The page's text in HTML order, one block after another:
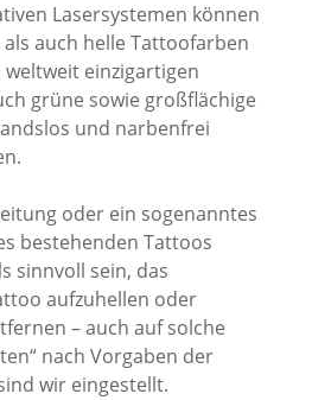
Lasersystemen können
auch helle Tattoofarben
einzigartigen
grüne sowie großflächige
und narbenfrei
oder ein sogenanntes
bestehenden Tattoos
sinnvoll sein, das
aufzuhellen oder
– auch auf solche
nach Vorgaben der
wir eingestellt.